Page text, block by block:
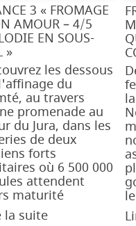
3 « FROMAGE
AMOUR – 4/5
EN SOUS-
»
les dessous
du
au travers
promenade au
du Jura, dans les
de deux
forts
où 6 500 000
attendent
maturité
la suite